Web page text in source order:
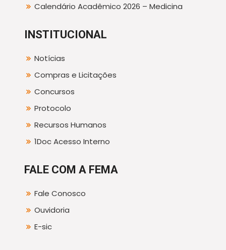
Calendário Acadêmico 2026 – Medicina
INSTITUCIONAL
Notícias
Compras e Licitações
Concursos
Protocolo
Recursos Humanos
1Doc Acesso Interno
FALE COM A FEMA
Fale Conosco
Ouvidoria
E-sic